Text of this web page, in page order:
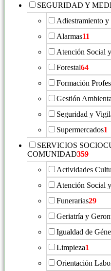
SEGURIDAD Y
Adiestramiento
Alarmas11
Atención Social
Forestal64
Formación
Gestión
Seguridad y
Supermercados1
SERVICIOS
COMUNIDAD359
Actividades
Atención Social
Funerarias29
Geriatría y
Igualdad de
Limpieza1
Orientación